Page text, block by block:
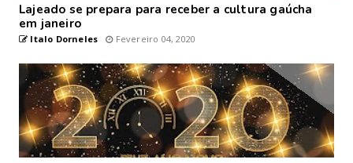
Lajeado se prepara para receber a cultura gaúcha
em janeiro
Italo Dorneles Fevereiro 04, 2020